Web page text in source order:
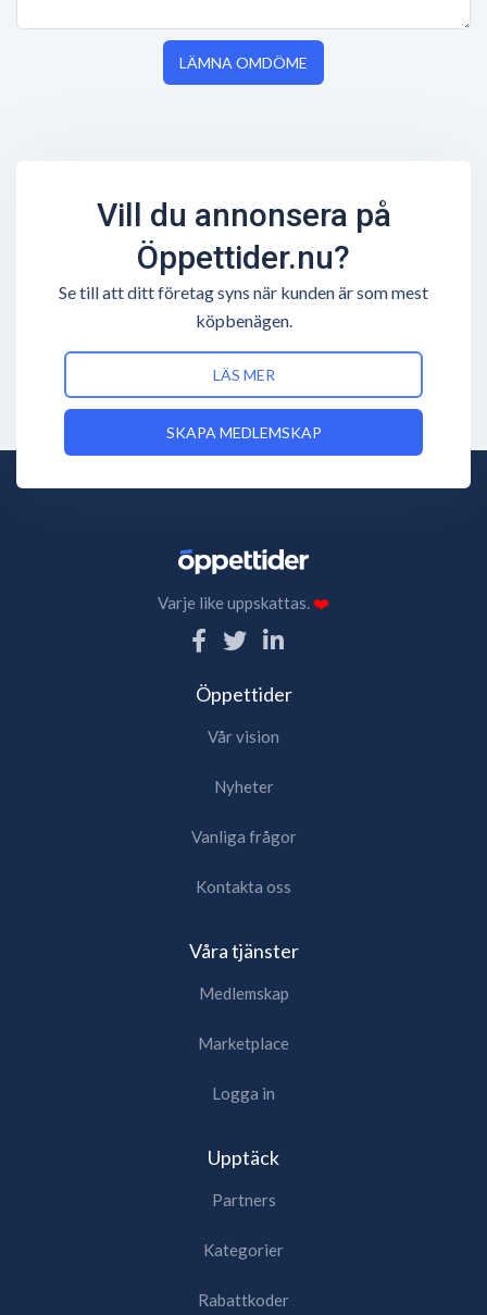
LÄMNA OMDÖME
Vill du annonsera på
Öppettider.nu?
Se till att ditt företag syns när kunden är som mest
köpbenägen.
LÄS MER
SKAPA MEDLEMSKAP
Varje like uppskattas.❤️
Öppettider
Vår vision
Nyheter
Vanliga frågor
Kontakta oss
Våra tjänster
Medlemskap
Marketplace
Logga in
Upptäck
Partners
Kategorier
Rabattkoder